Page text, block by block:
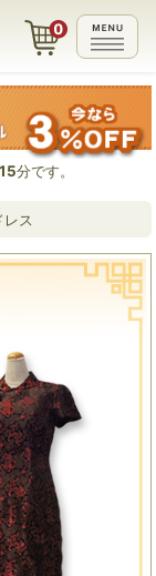
15分です。
レス